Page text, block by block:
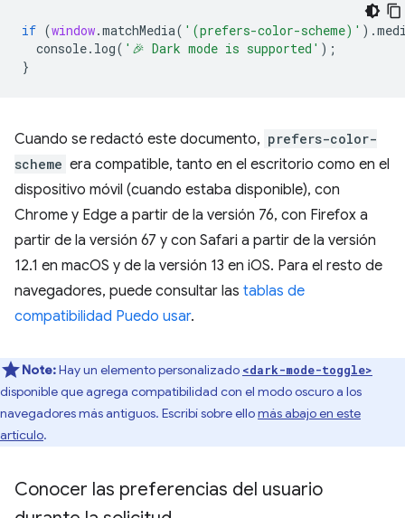
if (window.matchMedia( '(prefers-color-scheme)' ).
console. log( '🎉 Dark mode is supported' );
}
Cuando se redactó este documento, prefers-color-
scheme era compatible, tanto en el escritorio como en el
dispositivo móvil (cuando estaba disponible), con
Chrome y Edge a partir de la versión 76, con Firefox a
partir de la versión 67 y con Safari a partir de la versión
12.1 en macOS y de la versión 13 en iOS. Para el resto de
navegadores, puede consultar las tablas de
compatibilidad Puedo usar.
Note:Hay un elemento personalizado <dark-mode-toggle>
disponible que agrega compatibilidad con el modo oscuro a los
navegadores más antiguos. Escribí sobre ellomás abajo en este
artículo.
Conocer las preferencias del usuario